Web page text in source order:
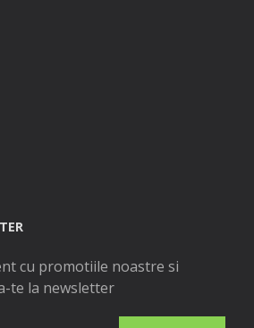
cu promotiile noastre si
te la newsletter